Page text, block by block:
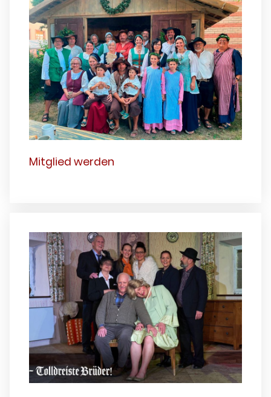
Mitglied werden